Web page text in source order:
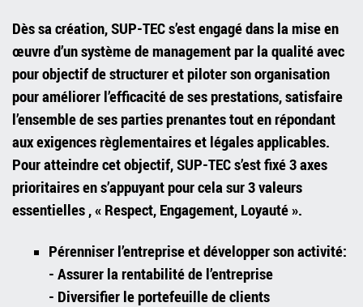
Dès sa création, SUP-TEC s’est engagé dans la mise en
œuvre d’un système de management par la qualité avec
pour objectif de structurer et piloter son organisation
pour améliorer l’efficacité de ses prestations, satisfaire
l’ensemble de ses parties prenantes tout en répondant
aux exigences règlementaires et légales applicables.
Pour atteindre cet objectif, SUP-TEC s’est fixé 3 axes
prioritaires en s’appuyant pour cela sur 3 valeurs
essentielles , « Respect, Engagement, Loyauté ».
Pérenniser l’entreprise et développer son activité:
- Assurer la rentabilité de l’entreprise
- Diversifier le portefeuille de clients